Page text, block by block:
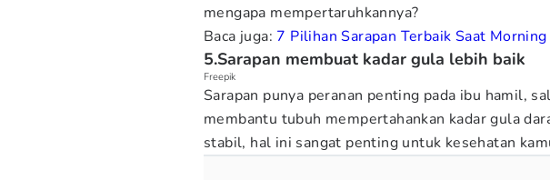
mengapa mempertaruhkannya?
Baca juga: 7 Pilihan Sarapan Terbaik Saat
5.Sarapan membuat kadar gula lebih baik
Freepik
Sarapan punya peranan penting pada ibu hamil,
membantu tubuh mempertahankan kadar gula
stabil, hal ini sangat penting untuk kesehatan